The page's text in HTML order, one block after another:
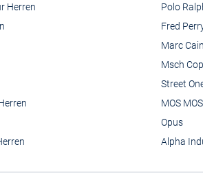
Herren
Polo
Fred
Marc Cain
Msch
Street
MOS
Opus
Alpha